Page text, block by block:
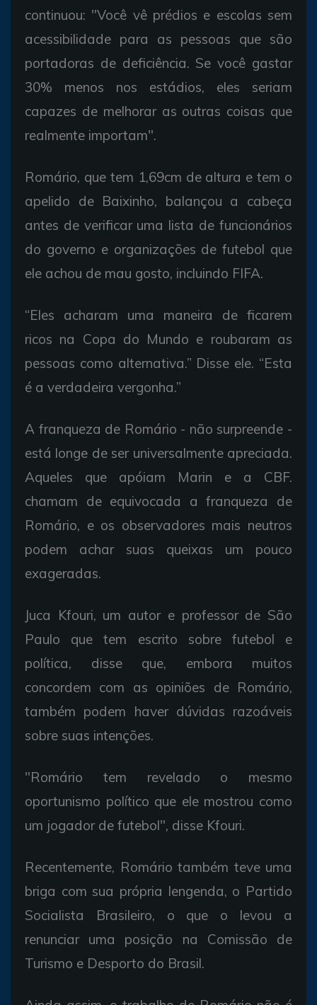
continuou: "Você vê prédios e escolas sem
acessibilidade para as pessoas que são
portadoras de deficiência. Se você gastar
30% menos nos estádios, eles seriam
capazes de melhorar as outras coisas que
realmente importam".
Romário, que tem 1,69cm de altura e tem o
apelido de Baixinho, balançou a cabeça
antes de verificar uma lista de funcionários
do governo e organizações de futebol que
ele achou de mau gosto, incluindo FIFA.
“Eles acharam uma maneira de ficarem
ricos na Copa do Mundo e roubaram as
pessoas como alternativa.” Disse ele. “Esta
é a verdadeira vergonha.”
A franqueza de Romário - não surpreende -
está longe de ser universalmente apreciada.
Aqueles que apóiam Marin e a CBF.
chamam de equivocada a franqueza de
Romário, e os observadores mais neutros
podem achar suas queixas um pouco
exageradas.
Juca Kfouri, um autor e professor de São
Paulo que tem escrito sobre futebol e
política, disse que, embora muitos
concordem com as opiniões de Romário,
também podem haver dúvidas razoáveis
sobre suas intenções.
"Romário tem revelado o mesmo
oportunismo político que ele mostrou como
um jogador de futebol", disse Kfouri.
Recentemente, Romário também teve uma
briga com sua própria lengenda, o Partido
Socialista Brasileiro, o que o levou a
renunciar uma posição na Comissão de
Turismo e Desporto do Brasil.